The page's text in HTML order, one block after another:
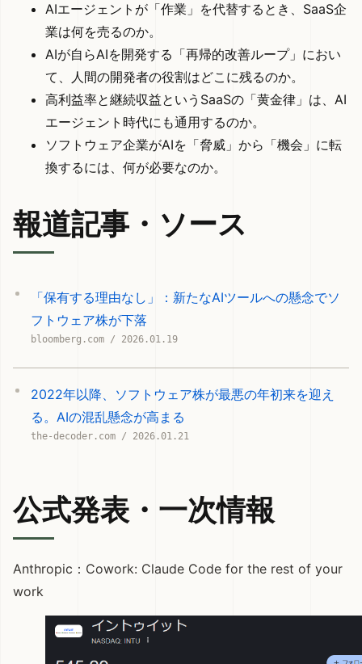
AIエージェントが「作業」を代替するとき、SaaS企
業は何を売るのか。
AIが自らAIを開発する「再帰的改善ループ」におい
て、人間の開発者の役割はどこに残るのか。
高利益率と継続収益というSaaSの「黄金律」は、AI
エージェント時代にも通用するのか。
ソフトウェア企業がAIを「脅威」から「機会」に転
換するには、何が必要なのか。
報道記事・ソース
「保有する理由なし」：新たなAIツールへの懸念でソ
フトウェア株が下落
bloomberg.com / 2026.01.19
2022年以降、ソフトウェア株が最悪の年初来を迎え
る。AIの混乱懸念が高まる
the-decoder.com / 2026.01.21
公式発表・一次情報
Anthropic： Cowork: Claude Code for the rest of your
work